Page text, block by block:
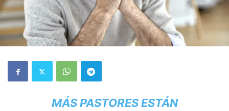
MÁS PASTORES ESTÁN